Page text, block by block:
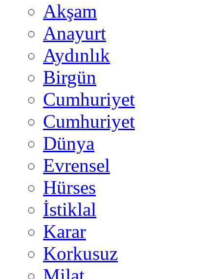
Akşam
Anayurt
Aydınlık
Birgün
Cumhuriyet
Cumhuriyet
Dünya
Evrensel
Hürses
İstiklal
Karar
Korkusuz